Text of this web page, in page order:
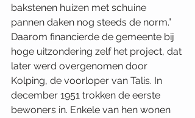
bakstenen huizen met schuine
pannen daken nog steeds de norm.”
Daarom financierde de gemeente bij
hoge uitzondering zelf het project, dat
later werd overgenomen door
Kolping, de voorloper van Talis. In
december 1951 trokken de eerste
bewoners in. Enkele van hen wonen